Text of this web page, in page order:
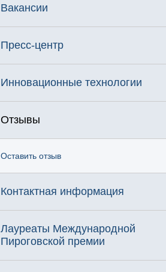
Вакансии
Пресс-центр
Инновационные технологии
Отзывы
Оставить отзыв
Контактная информация
Лауреаты Международной
Пироговской премии